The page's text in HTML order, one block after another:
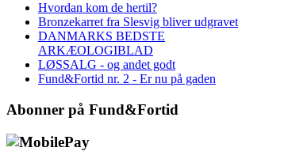
Hvordan kom de hertil?
Bronzekarret fra Slesvig bliver udgravet
DANMARKS BEDSTE
ARKÆOLOGIBLAD
LØSSALG - og andet godt
Fund&Fortid nr. 2 - Er nu på gaden
Abonner på Fund&Fortid